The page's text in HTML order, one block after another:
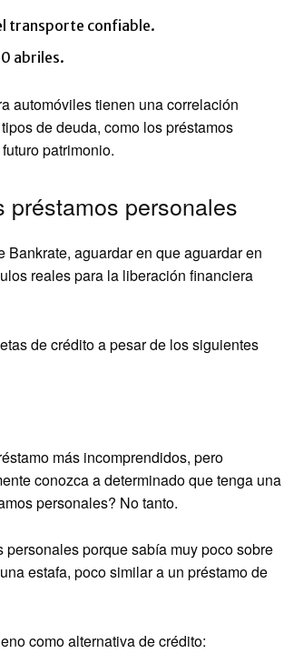
transporte confiable.
abriles.
automóviles tienen una correlación
de deuda, como los préstamos
patrimonio.
préstamos personales
aguardar en que aguardar en
reales para la liberación financiera
de crédito a pesar de los siguientes
más incomprendidos, pero
conozca a determinado que tenga una
personales? No tanto.
porque sabía muy poco sobre
estafa, poco similar a un préstamo de
como alternativa de crédito: